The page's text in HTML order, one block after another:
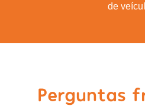
de
Perguntas